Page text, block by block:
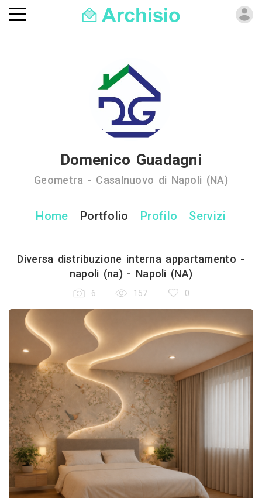
Domenico Guadagni
Geometra - Casalnuovo di Napoli (NA)
Home Portfolio Profilo Servizi
Diversa distribuzione interna appartamento -
napoli (na) - Napoli (NA)
6 157 0